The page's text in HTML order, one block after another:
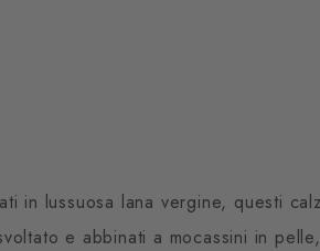
in lussuosa lana vergine, questi
e abbinati a mocassini in